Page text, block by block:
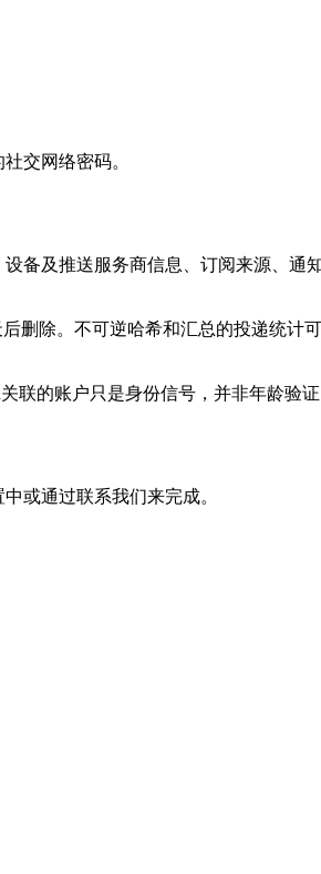
交网络密码。
备及推送服务商信息、订阅来源、通
删除。不可逆哈希和汇总的投递统计
的账户只是身份信号，并非年龄验证
或通过联系我们来完成。